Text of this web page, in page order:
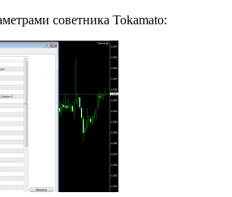
советника Tokamato: